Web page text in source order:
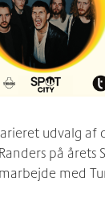
fester
udvalg af
på årets
med